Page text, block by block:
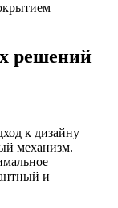
решений
к дизайну
механизм.
и